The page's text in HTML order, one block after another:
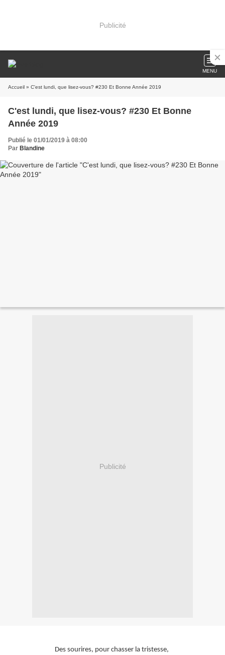
Publicité
MENU
Accueil » C'est lundi, que lisez-vous? #230 Et Bonne Année 2019
C'est lundi, que lisez-vous? #230 Et Bonne
Année 2019
Publié le 01/01/2019 à 08:00
Par Blandine
Publicité
Des sourires, pour chasser la tristesse,